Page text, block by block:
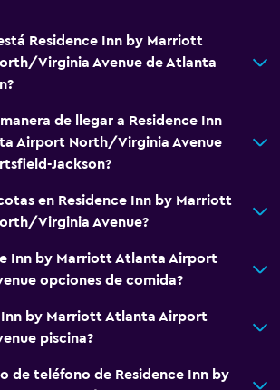
Residence Inn by Marriott
Virginia Avenue de Atlanta
de llegar a Residence Inn
Airport North/Virginia Avenue
Jackson?
en Residence Inn by Marriott
Virginia Avenue?
Inn by Marriott Atlanta Airport
opciones de comida?
Inn by Marriott Atlanta Airport
piscina?
de teléfono de Residence Inn by